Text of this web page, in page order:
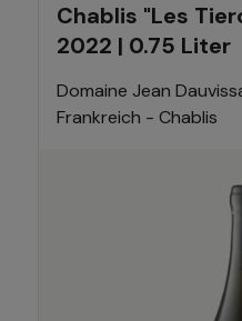
Chablis "Les
2022 | 0.75 Liter
Domaine Jean
Frankreich - Chablis